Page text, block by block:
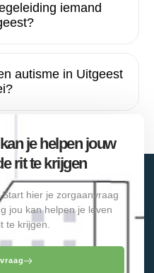
iemand
autisme in Uitgeest
je helpen jouw
rit te krijgen
hier je zorgaanvraag
jou kan helpen je leven
te krijgen.